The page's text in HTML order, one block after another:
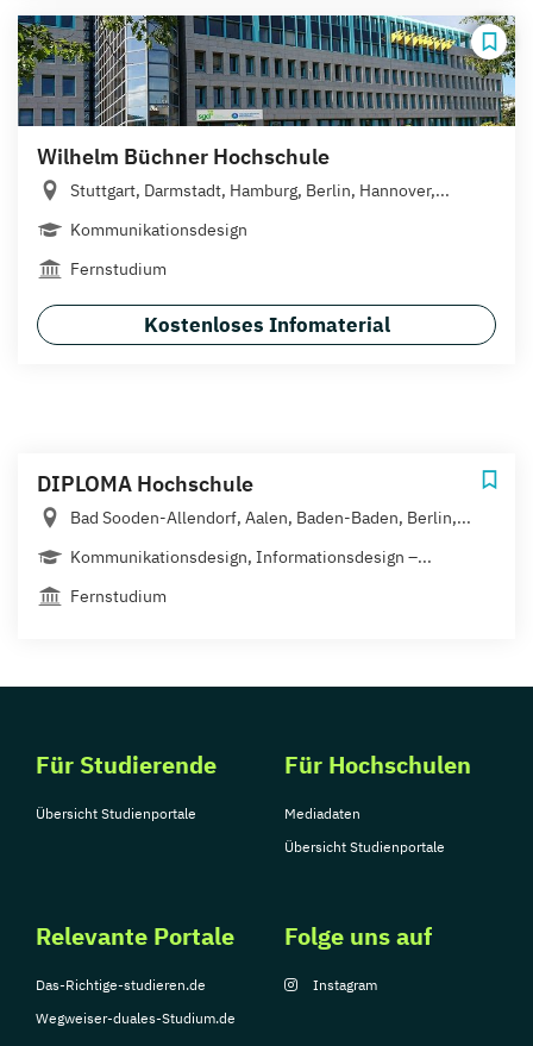
Wilhelm Büchner Hochschule
Stuttgart, Darmstadt, Hamburg, Berlin, Hannover,...
Kommunikationsdesign
Fernstudium
Kostenloses Infomaterial
DIPLOMA Hochschule
Bad Sooden-Allendorf, Aalen, Baden-Baden, Berlin,...
Kommunikationsdesign, Informationsdesign –...
Fernstudium
Für Studierende
Übersicht Studienportale
Für Hochschulen
Mediadaten
Übersicht Studienportale
Relevante Portale
Das-Richtige-studieren.de
Wegweiser-duales-Studium.de
Folge uns auf
Instagram